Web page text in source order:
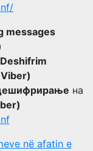
messages
на
në afatin e